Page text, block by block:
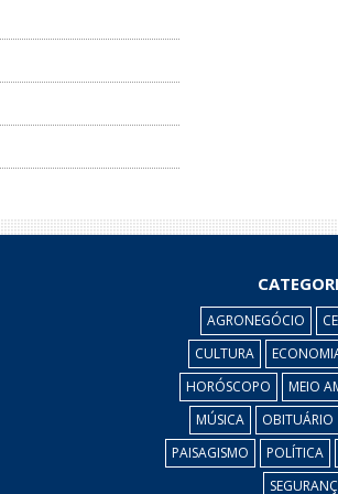
AGRONEGÓCIO
CULTURA
HORÓSCOPO
MEIO
MÚSICA
OBITUÁRIO
PAISAGISMO
POLÍTICA